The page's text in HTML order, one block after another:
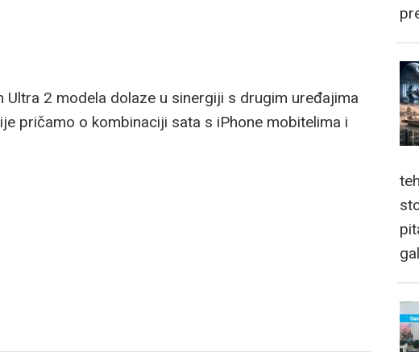
Ultra 2 modela dolaze u sinergiji s drugim uređajima
pričamo o kombinaciji sata s iPhone mobitelima i